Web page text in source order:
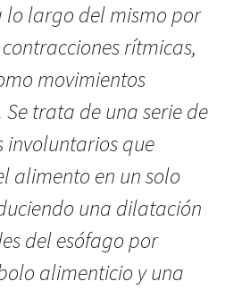
lo largo del mismo por
rítmicas,
movimientos
trata de una serie de
involuntarios que
alimento en un solo
una dilatación
del esófago por
alimenticio y una